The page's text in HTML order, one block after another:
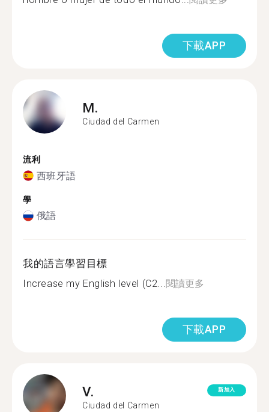
下載APP
M.
Ciudad del Carmen
流利
西班牙語
學
俄語
我的語言學習目標
Increase my English level (C2...閱讀更多
下載APP
V.
Ciudad del Carmen
新加入